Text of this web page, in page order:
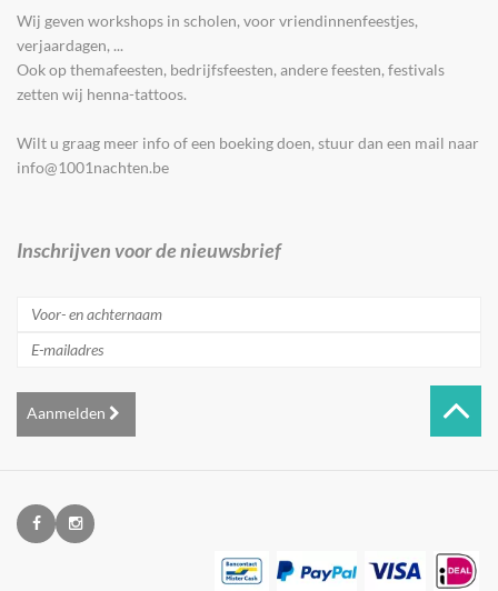
Wij geven workshops in scholen, voor vriendinnenfeestjes,
verjaardagen, ...
Ook op themafeesten, bedrijfsfeesten, andere feesten, festivals
zetten wij henna-tattoos.
Wilt u graag meer info of een boeking doen, stuur dan een mail naar
info@1001nachten.be
Inschrijven voor de nieuwsbrief
Aanmelden